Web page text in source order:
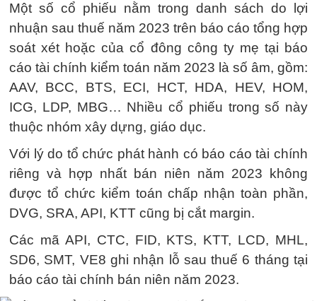
Một số cổ phiếu nằm trong danh sách do lợi
nhuận sau thuế năm 2023 trên báo cáo tổng hợp
soát xét hoặc của cổ đông công ty mẹ tại báo
cáo tài chính kiểm toán năm 2023 là số âm, gồm:
AAV, BCC, BTS, ECI, HCT, HDA, HEV, HOM,
ICG, LDP, MBG… Nhiều cổ phiếu trong số này
thuộc nhóm xây dựng, giáo dục.
Với lý do tổ chức phát hành có báo cáo tài chính
riêng và hợp nhất bán niên năm 2023 không
được tổ chức kiểm toán chấp nhận toàn phần,
DVG, SRA, API, KTT cũng bị cắt margin.
Các mã API, CTC, FID, KTS, KTT, LCD, MHL,
SD6, SMT, VE8 ghi nhận lỗ sau thuế 6 tháng tại
báo cáo tài chính bán niên năm 2023.